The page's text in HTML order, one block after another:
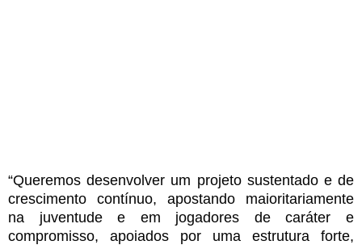
“Queremos desenvolver um projeto sustentado e de
crescimento contínuo, apostando maioritariamente
na juventude e em jogadores de caráter e
compromisso, apoiados por uma estrutura forte,